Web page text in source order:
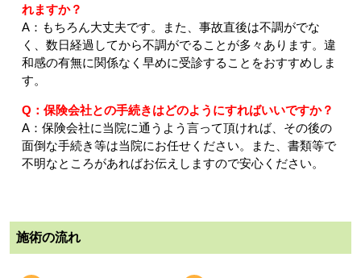
れますか？
A：もちろん大丈夫です。また、事故直後は不調がでな
く、数日経過してから不調がでることが多々あります。違
和感の有無に関係なく早めに受診することをおすすめしま
す。
Q：保険会社との手続きはどのようにすればいいですか？
A：保険会社に当院に通うよう言って頂ければ、その後の
面倒な手続き等は当院にお任せください。また、書類等で
不明なところがあればお伝えしますので安心ください。
施術の流れ